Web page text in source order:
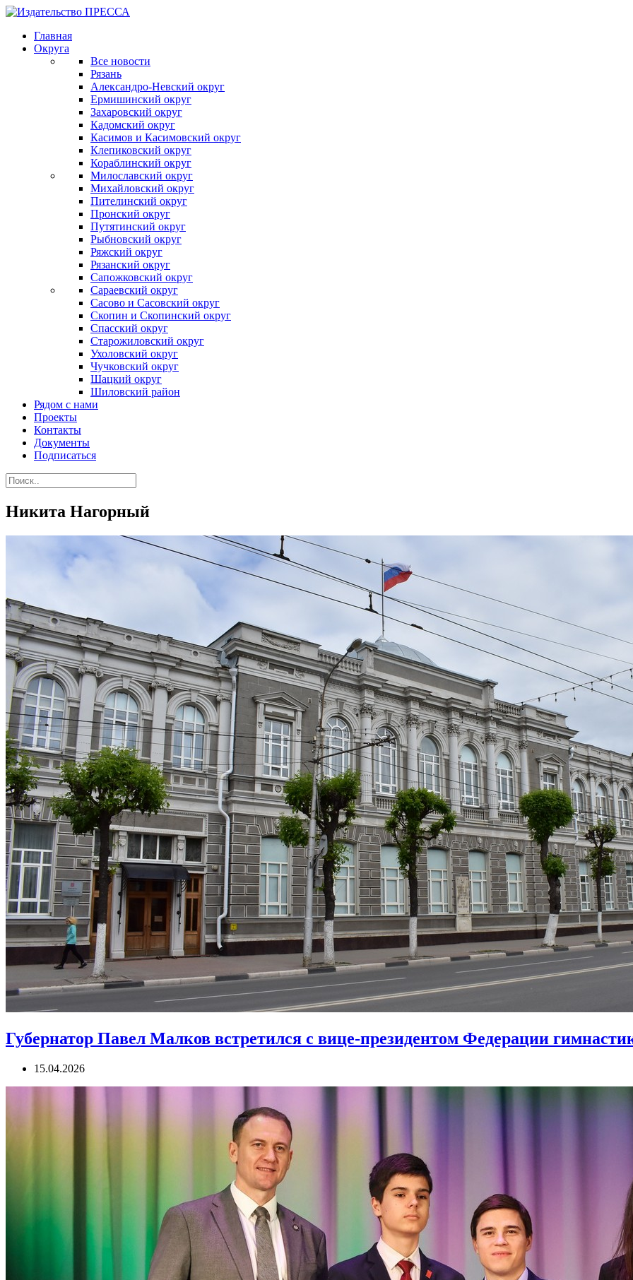
Главная
Округа
Все новости
Рязань
Александро-Невский округ
Ермишинский округ
Захаровский округ
Кадомский округ
Касимов и Касимовский округ
Клепиковский округ
Кораблинский округ
Милославский округ
Михайловский округ
Пителинский округ
Пронский округ
Путятинский округ
Рыбновский округ
Ряжский округ
Рязанский округ
Сапожковский округ
Сараевский округ
Сасово и Сасовский округ
Скопин и Скопинский округ
Спасский округ
Старожиловский округ
Ухоловский округ
Чучковский округ
Шацкий округ
Шиловский район
Рядом с нами
Проекты
Контакты
Документы
Подписаться
Никита Нагорный
Губернатор Павел Малков встретился с вице-президентом Федерации
15.04.2026